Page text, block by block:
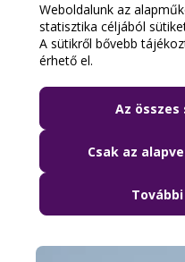
2026.08.06. 18:15
Lezárják péntek
Weboldalunk az
statisztika céljából
A sütikről bővebb
érhető el.
Az
Csak az